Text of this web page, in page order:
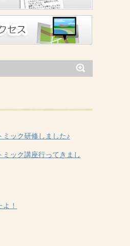
ミック研修しました♪
ミック講座行ってきまし
！